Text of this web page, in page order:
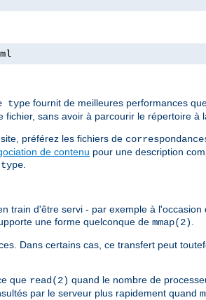
type fournit de meilleures performances
sans avoir à parcourir le répertoire à
préférez les fichiers de
de contenu pour une description
train d'être servi - par exemple à
une forme quelconque de mmap(2)
Dans certains cas, ce transfert peut
que read(2) quand le nombre de
par le serveur plus rapidement quand